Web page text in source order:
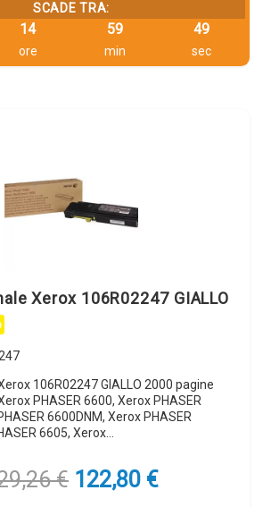
SCADE TRA:
14
ore
59
min
48
sec
Xerox 106R02247 GIALLO
106R02247 GIALLO 2000 pagine
PHASER 6600, Xerox PHASER
6600DNM, Xerox PHASER
6605, Xerox…
€ Il
122,80 €Il